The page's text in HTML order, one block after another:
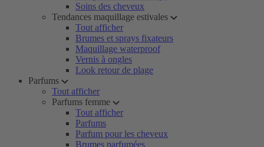
Soins des cheveux
Tendances maquillage estivales
Tout afficher
Brumes et sprays fixateurs
Maquillage waterproof
Vernis à ongles
Look retour de plage
Parfums
Tout afficher
Parfums femme
Tout afficher
Parfums
Parfum pour les cheveux
Brumes parfumées